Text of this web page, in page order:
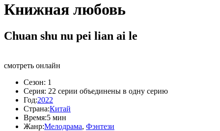
Книжная любовь
Chuan shu nu pei lian ai le
смотреть онлайн
Сезон: 1
Серия: 22 серии объединены в одну серию
Год:2022
Страна:Китай
Время:5 мин
Жанр:Мелодрама, Фэнтези